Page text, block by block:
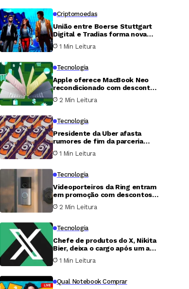
Criptomoedas
União entre Boerse Stuttgart
Digital e Tradias forma nova
gigante europeia de ativos
digitais
1 Min Leitura
Tecnologia
Apple oferece MacBook Neo
recondicionado com desconto
de 100 dólares
2 Min Leitura
Tecnologia
Presidente da Uber afasta
rumores de fim da parceria
com a Waymo
1 Min Leitura
Tecnologia
Videoporteiros da Ring entram
em promoção com descontos
superiores a 50 dólares
2 Min Leitura
Tecnologia
Chefe de produtos do X, Nikita
Bier, deixa o cargo após um ano
à frente da função
1 Min Leitura
Qual Notebook Comprar